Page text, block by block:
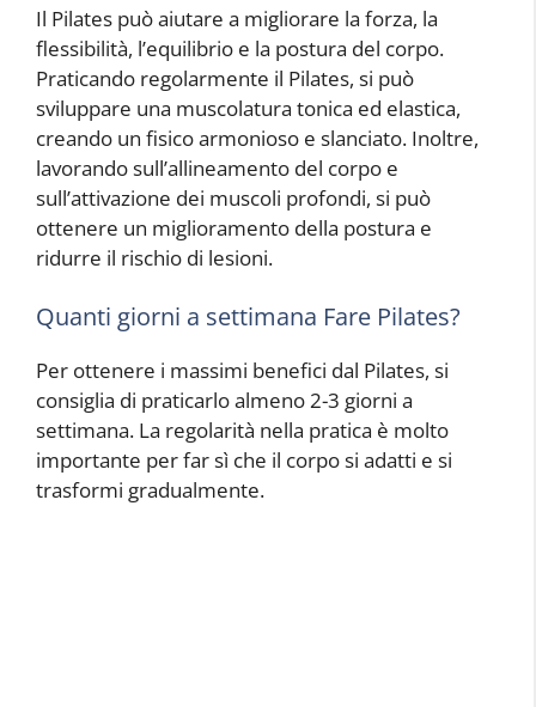
Il Pilates può aiutare a migliorare la forza, la
flessibilità, l’equilibrio e la postura del corpo.
Praticando regolarmente il Pilates, si può
sviluppare una muscolatura tonica ed elastica,
creando un fisico armonioso e slanciato. Inoltre,
lavorando sull’allineamento del corpo e
sull’attivazione dei muscoli profondi, si può
ottenere un miglioramento della postura e
ridurre il rischio di lesioni.
Quanti giorni a settimana Fare Pilates?
Per ottenere i massimi benefici dal Pilates, si
consiglia di praticarlo almeno 2-3 giorni a
settimana. La regolarità nella pratica è molto
importante per far sì che il corpo si adatti e si
trasformi gradualmente.